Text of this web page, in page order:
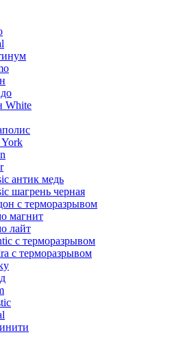
White
антик медь
шагрень черная
с терморазрывом
магнит
лайт
с терморазрывом
с терморазрывом